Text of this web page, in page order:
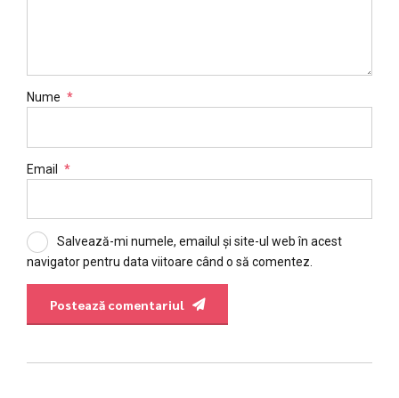
Nume *
Email *
Salvează-mi numele, emailul și site-ul web în acest
navigator pentru data viitoare când o să comentez.
Postează comentariul